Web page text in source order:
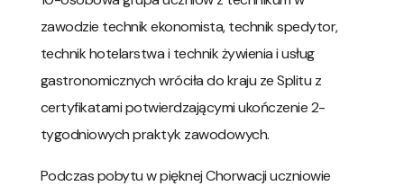
zawodzie technik ekonomista, technik spedytor,
technik hotelarstwa i technik żywienia i usług
gastronomicznych wróciła do kraju ze Splitu z
certyfikatami potwierdzającymi ukończenie 2-
tygodniowych praktyk zawodowych.
Podczas pobytu w pięknej Chorwacji uczniowie